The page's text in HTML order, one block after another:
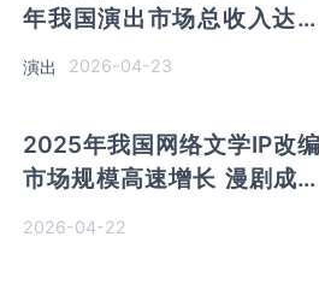
年我国演出市场总收入达到
演出 2026-04-23
2025年我国网络文学IP改编
市场规模高速增长 漫剧成为
2026-04-22